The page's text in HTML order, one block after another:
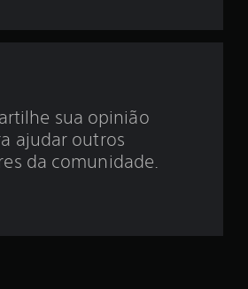
d
sua opinião
ajudar outros
da comunidade.